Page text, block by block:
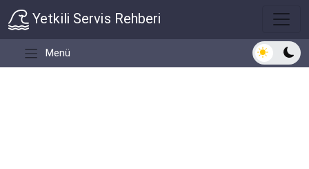
Yetkili Servis Rehberi
Menü Açık/Koyu